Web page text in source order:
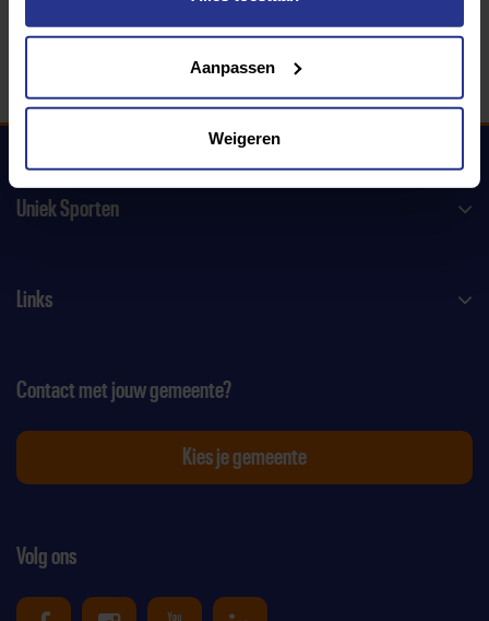
Aanpassen
Weigeren
Uniek Sporten
Links
Volg ons
Contact met jouw gemeente?
Kies je gemeente